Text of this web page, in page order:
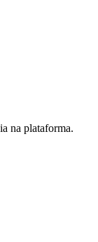
na plataforma.